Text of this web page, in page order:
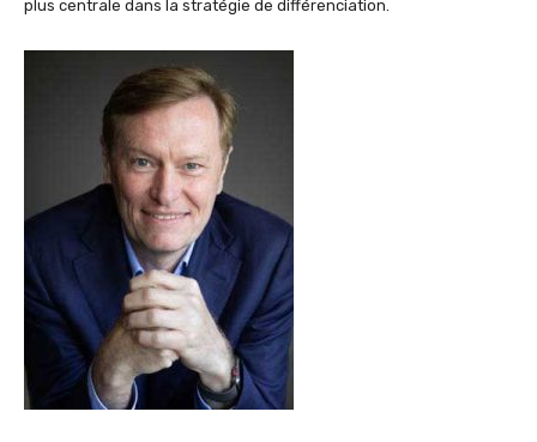
plus centrale dans la stratégie de différenciation.